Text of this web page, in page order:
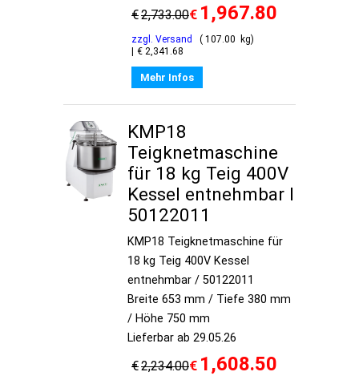
€2,733.00€ 1,967.80
zzgl. Versand 107.00
kg
€ 2,341.68
Mehr Infos
KMP18
Teigknetmaschine
für 18 kg Teig 400V
Kessel entnehmbar I
50122011
KMP18 Teigknetmaschine für
18 kg Teig 400V Kessel
entnehmbar / 50122011
Breite 653 mm / Tiefe 380 mm
/ Höhe 750 mm
Lieferbar ab 29.05.26
€2,234.00€ 1,608.50